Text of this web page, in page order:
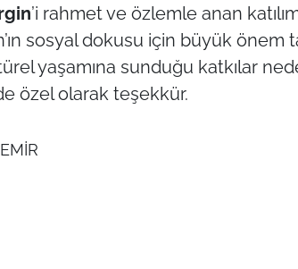
’i rahmet ve özlemle anan
sosyal dokusu için büyük önem
yaşamına sunduğu katkılar
özel olarak teşekkür.